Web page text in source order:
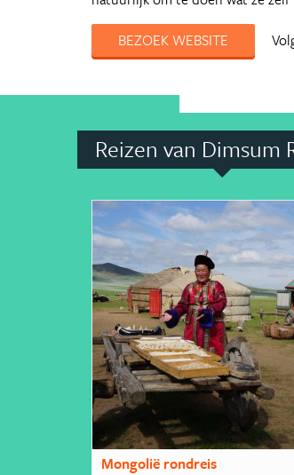
BEZOEK WEBSITE
Reizen van Dimsum
Mongolië rondreis